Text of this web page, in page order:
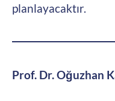
planlayacaktır.
Prof. Dr. Oğuzhan